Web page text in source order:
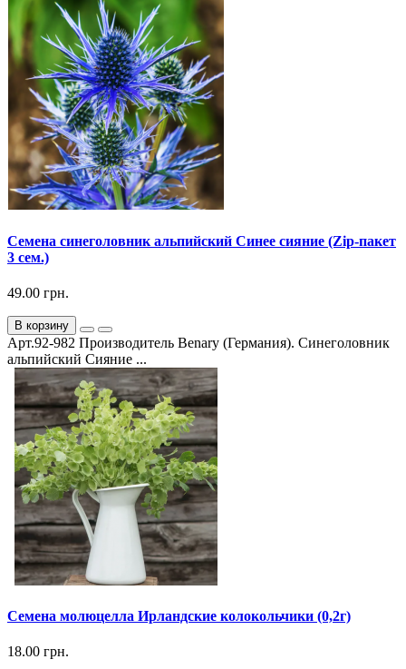
Семена синеголовник альпийский Синее сияние (Zip-пакет
3 сем.)
49.00 грн.
В корзину
Арт.92-982 Производитель Benary (Германия). Синеголовник
альпийский Сияние ...
Семена молюцелла Ирландские колокольчики (0,2г)
18.00 грн.